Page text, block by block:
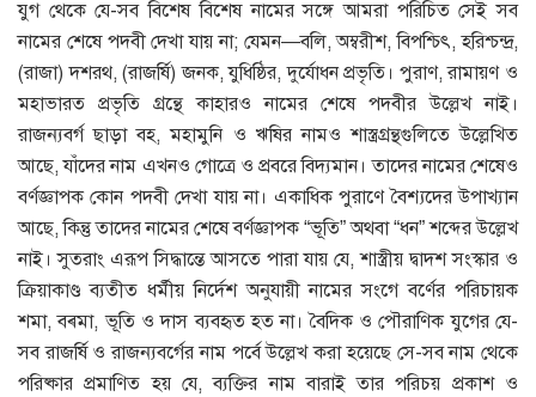
যুগ থেকে যে-সব বিশেষ বিশেষ নামের সঙ্গে আমরা পরিচিত সেই সব
নামের শেষে পদবী দেখা যায় না; যেমন—বলি, অম্বরীশ, বিপশ্চিৎ, হরিশ্চন্দ্র,
(রাজা) দশরথ, (রাজর্ষি) জনক, যুধিষ্ঠির, দুর্যোধন প্রভৃতি। পুরাণ, রামায়ণ ও
মহাভারত প্রভৃতি গ্রন্থে কাহারও নামের শেষে পদবীর উল্লেখ নাই।
রাজন্যবর্গ ছাড়া বহ, মহামুনি ও ঋষির নামও শাস্ত্রগ্রন্থগুলিতে উল্লেখিত
আছে, যাঁদের নাম এখনও গােত্রে ও প্রবরে বিদ্যমান। তাদের নামের শেষেও
বর্ণজ্ঞাপক কোন পদবী দেখা যায় না। একাধিক পুরাণে বৈশ্যদের উপাখ্যান
আছে, কিন্তু তাদের নামের শেষে বর্ণজ্ঞাপক “ভূতি” অথবা “ধন” শব্দের উল্লেখ
নাই। সুতরাং এরূপ সিদ্ধান্তে আসতে পারা যায় যে, শাস্ত্রীয় দ্বাদশ সংস্কার ও
ক্রিয়াকাণ্ড ব্যতীত ধর্মীয় নির্দেশ অনুযায়ী নামের সংগে বর্ণের পরিচায়ক
শমা, বৰ্মা, ভূতি ও দাস ব্যবহৃত হত না। বৈদিক ও পৌরাণিক যুগের যে-
সব রাজর্ষি ও রাজন্যবর্গের নাম পর্বে উল্লেখ করা হয়েছে সে-সব নাম থেকে
পরিষ্কার প্রমাণিত হয় যে, ব্যক্তির নাম বারাই তার পরিচয় প্রকাশ ও